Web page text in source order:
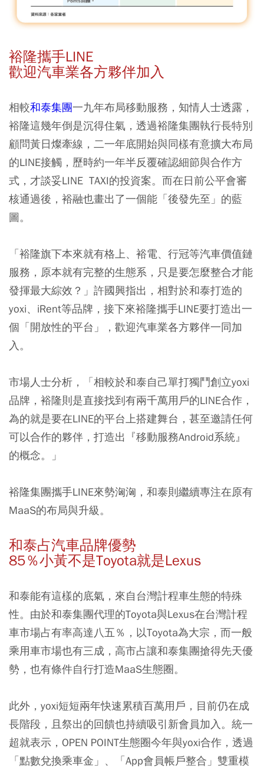
裕隆攜手LINE
歡迎汽車業各方夥伴加入
相較和泰集團一九年布局移動服務，知情人士透露，
裕隆這幾年倒是沉得住氣，透過裕隆集團執行長特別
顧問黃日燦牽線，二一年底開始與同樣有意擴大布局
的LINE接觸，歷時約一年半反覆確認細節與合作方
式，才談妥LINE TAXI的投資案。而在日前公平會審
核通過後，裕融也畫出了一個能「後發先至」的藍
圖。
「裕隆旗下本來就有格上、裕電、行冠等汽車價值鏈
服務，原本就有完整的生態系，只是要怎麼整合才能
發揮最大綜效？」許國興指出，相對於和泰打造的
yoxi、iRent等品牌，接下來裕隆攜手LINE要打造出一
個「開放性的平台」，歡迎汽車業各方夥伴一同加
入。
市場人士分析，「相較於和泰自己單打獨鬥創立yoxi
品牌，裕隆則是直接找到有兩千萬用戶的LINE合作，
為的就是要在LINE的平台上搭建舞台，甚至邀請任何
可以合作的夥伴，打造出『移動服務Android系統』
的概念。」
裕隆集團攜手LINE來勢洶洶，和泰則繼續專注在原有
MaaS的布局與升級。
和泰占汽車品牌優勢
85％小黃不是Toyota就是Lexus
和泰能有這樣的底氣，來自台灣計程車生態的特殊
性。由於和泰集團代理的Toyota與Lexus在台灣計程
車市場占有率高達八五％，以Toyota為大宗，而一般
乘用車市場也有三成，高市占讓和泰集團搶得先天優
勢，也有條件自行打造MaaS生態圈。
此外，yoxi短短兩年快速累積百萬用戶，目前仍在成
長階段，且祭出的回饋也持續吸引新會員加入。統一
超就表示，OPEN POINT生態圈今年與yoxi合作，透過
「點數兌換乘車金」、「App會員帳戶整合」雙重模